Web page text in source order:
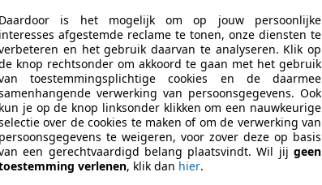
09/2006 259.766 km
SE ALBERGEN
Daardoor is het mogelijk om op jouw persoonlijke
interesses afgestemde reclame te tonen, onze diensten te
en het gebruik daarvan te analyseren. Klik op
knop rechtsonder om akkoord te gaan met het gebruik
toestemmingsplichtige cookies en de daarmee
verwerking van persoonsgegevens. Ook
kun je op de knop linksonder klikken om een nauwkeurige
over de cookies te maken of om de verwerking van
persoonsgegevens te weigeren, voor zover deze op basis
een gerechtvaardigd belang plaatsvindt. Wil jij geen
verlenen, klik dan hier.